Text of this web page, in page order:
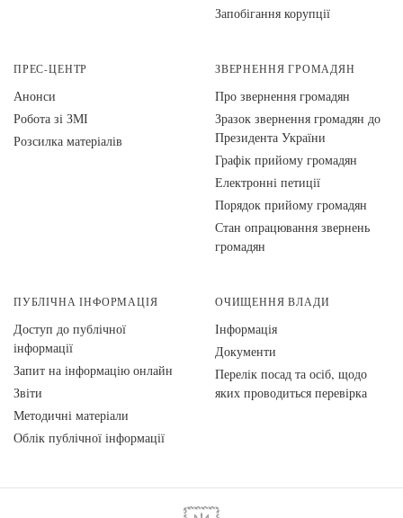
Запобігання корупції
ПРЕС-ЦЕНТР
Анонси
Робота зі ЗМІ
Розсилка матеріалів
ЗВЕРНЕННЯ ГРОМАДЯН
Про звернення громадян
Зразок звернення громадян до
Президента України
Графік прийому громадян
Електронні петиції
Порядок прийому громадян
Стан опрацювання звернень
громадян
ПУБЛІЧНА ІНФОРМАЦІЯ
Доступ до публічної
інформації
Запит на інформацію онлайн
Звіти
Методичні матеріали
Облік публічної інформації
ОЧИЩЕННЯ ВЛАДИ
Інформація
Документи
Перелік посад та осіб, щодо
яких проводиться перевірка